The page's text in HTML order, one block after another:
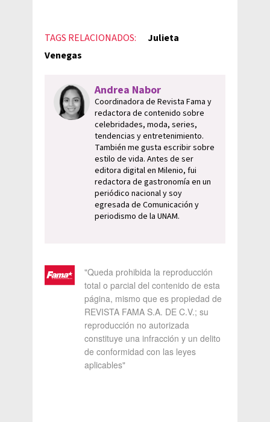
TAGS RELACIONADOS:
Julieta
Venegas
Andrea Nabor
Coordinadora de Revista Fama y
redactora de contenido sobre
celebridades, moda, series,
tendencias y entretenimiento.
También me gusta escribir sobre
estilo de vida. Antes de ser
editora digital en Milenio, fui
redactora de gastronomía en un
periódico nacional y soy
egresada de Comunicación y
periodismo de la UNAM.
"Queda prohibida la reproducción
total o parcial del contenido de esta
página, mismo que es propiedad de
REVISTA FAMA S.A. DE C.V.; su
reproducción no autorizada
constituye una infracción y un delito
de conformidad con las leyes
aplicables"